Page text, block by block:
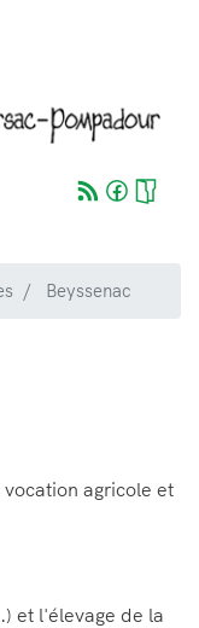
Beyssenac
agricole et
et l'élevage de la